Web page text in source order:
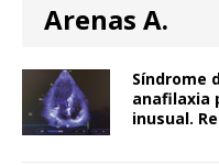
Arenas A.
Síndrome
anafilaxia
inusual.